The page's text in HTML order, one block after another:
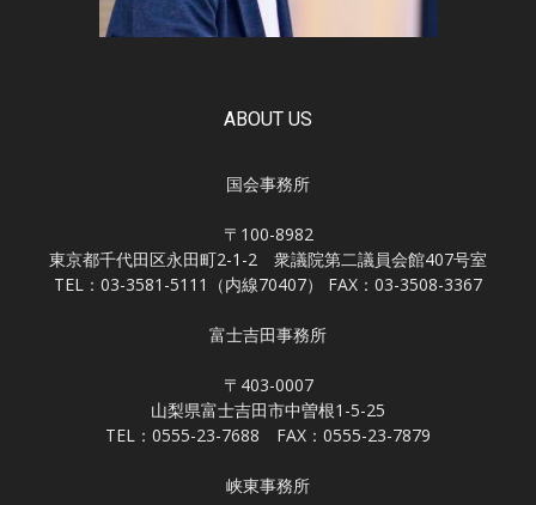
ABOUT US
国会事務所
〒100-8982
東京都千代田区永田町2-1-2 衆議院第二議員会館407号室
TEL：03-3581-5111（内線70407） FAX：03-3508-3367
富士吉田事務所
〒403-0007
山梨県富士吉田市中曽根1-5-25
TEL：0555-23-7688 FAX：0555-23-7879
峡東事務所